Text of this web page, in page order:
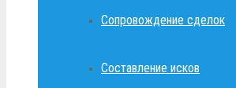
Сопровождение сделок
Составление исков